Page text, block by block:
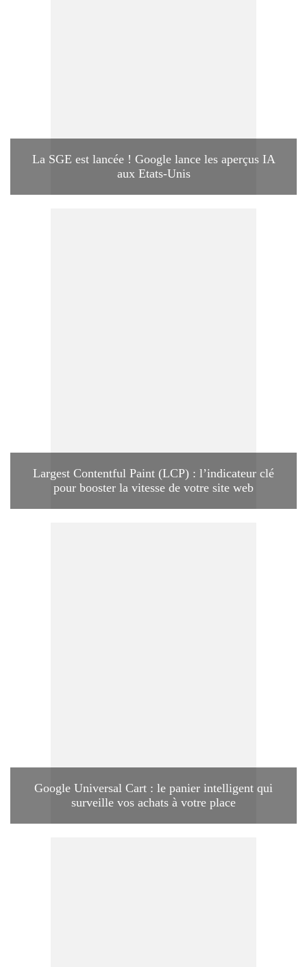
La SGE est lancée ! Google lance les aperçus IA
aux Etats-Unis
Largest Contentful Paint (LCP) : l’indicateur clé
pour booster la vitesse de votre site web
Google Universal Cart : le panier intelligent qui
surveille vos achats à votre place